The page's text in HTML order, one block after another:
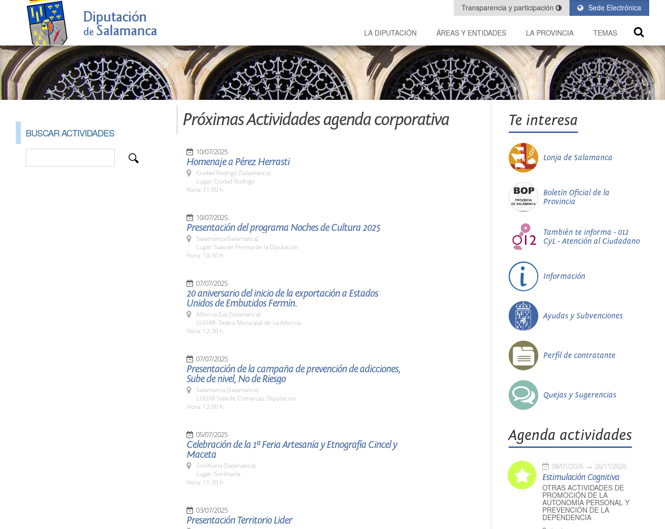
Sede Electrónica
Transparencia y participación
LA DIPUTACIÓN ÁREAS Y ENTIDADES LA PROVINCIA TEMAS
BUSCAR ACTIVIDADES
Próximas Actividades agenda corporativa
10/07/2025
Homenaje a Pérez Herrasti
Ciudad Rodrigo (Salamanca)
Lugar: Ciudad Rodrigo
Hora: 11:00 h.
10/07/2025
Presentación del programa Noches de Cultura 2025
Salamanca (Salamanca)
Lugar: Sala de Prensa de la Diputación.
Hora: 10:30 h.
07/07/2025
20 aniversario del inicio de la exportación a Estados
Unidos de Embutidos Fermín.
Alberca (La) (Salamanca)
LUGAR: Teatro Municipal de La Alberca.
Hora: 12:30 h.
07/07/2025
Presentación de la campaña de prevención de adicciones,
Sube de nivel, No de Riesgo
Salamanca (Salamanca)
LUGAR Sala de Comarcas. Diputación
Hora: 12:00 h.
05/07/2025
Celebración de la 1ª Feria Artesanía y Etnografía Cincel y
Maceta
Sorihuela (Salamanca)
Lugar: Sorihuela.
Hora: 11:30 h.
03/07/2025
Presentación Territorio Lider
Te interesa
Lonja de Salamanca
Boletín Oficial de la
Provincia
También te informa - 012
CyL - Atención al Ciudadano
Información
Ayudas y Subvenciones
Perfil de contratante
Quejas y Sugerencias
Agenda actividades
08/01/2026 26/11/2026
Estimulación Cognitiva
OTRAS ACTIVIDADES DE
PROMOCIÓN DE LA
AUTONOMÍA PERSONAL Y
PREVENCIÓN DE LA
DEPENDENCIA